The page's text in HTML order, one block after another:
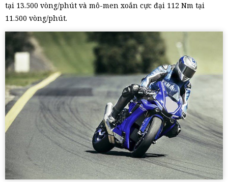
tại 13.500 vòng/phút và mô-men xoắn cực đại 112 Nm tại
11.500 vòng/phút.